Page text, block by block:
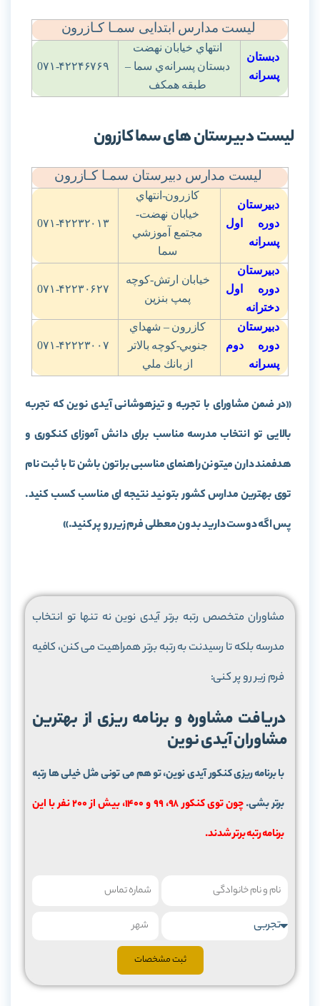
لیست مدارس ابتدایی سمـا کـازرون
دبستان
پسرانه
انتهاي خيابان نهضت
دبستان پسرانه‌ي سما –
طبقه همکف
0۷۱-۴۲۲۴۶۷۶۹
لیست دبیرستان های سما کازرون
لیست مدارس دبیرستان سمـا کـازرون
دبیرستان
دوره اول
پسرانه
كازرون-انتهاي
خيابان نهضت-
مجتمع آموزشي
سما
0۷۱-۴۲۲۳۲۰۱۳
دبیرستان
دوره اول
دخترانه
خيابان ارتش-کوچه
پمپ بنزين
0۷۱-۴۲۲۳۰۶۲۷
دبیرستان
دوره دوم
پسرانه
كازرون – شهداي
جنوبي-كوچه بالاتر
از بانك ملي
0۷۱-۴۲۲۲۳۰۰۷
«در ضمن مشاورای با تجربه و تیزهوشانی آیدی نوین که تجربه
بالایی تو انتخاب مدرسه مناسب برای دانش آموزای کنکوری و
هدفمند دارن میتونن راهنمای مناسبی براتون باشن تا با ثبت نام
توی بهترین مدارس کشور بتونید نتیجه ای مناسب کسب کنید.
پس اگه دوست دارید بدون معطلی فرم زیر رو پر کنید.»
مشاوران متخصص رتبه برتر آیدی نوین نه تنها تو انتخاب
مدرسه بلکه تا رسیدنت به رتبه برتر همراهیت می کنن، کافیه
فرم زیر رو پر کنی:
دریافت مشاوره و برنامه ریزی از بهترین
مشاوران آیدی نوین
با برنامه ریزی کنکور آیدی نوین، تو هم می تونی مثل خیلی ها رتبه
برتر بشی.
چون توی کنکور 98، 99 و 1400، بیش از 200 نفر با این
برنامه رتبه برتر شدند.
ثبت مشخصات